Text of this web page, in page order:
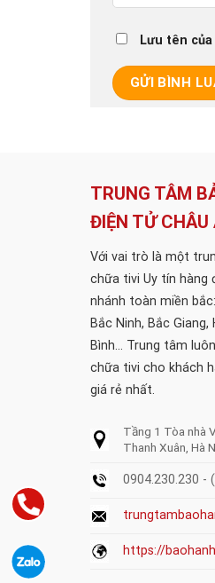
Lưu tên
TRUNG TÂM
ĐIỆN TỬ CHÂU
Với vai trò là một
chữa tivi Uy tín hàng
nhánh toàn miền
Bắc Ninh, Bắc
Bình... Trung tâm
chữa tivi cho khách
giá rẻ nhất.
Tầng 1 Tòa nhà
Thanh Xuân, Hà
0904.230.230 -
https://